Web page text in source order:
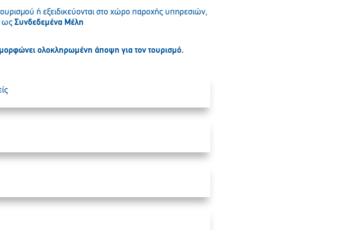
ή εξειδικεύονται στο χώρο παροχής υπηρεσιών,
ως Συνδεδεμένα Μέλη
ολοκληρωμένη άποψη για τον τουρισμό.